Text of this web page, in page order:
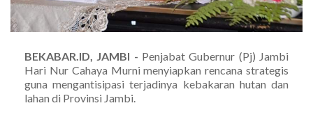
BEKABAR.ID, JAMBI - Penjabat Gubernur (Pj) Jambi
Hari Nur Cahaya Murni menyiapkan rencana strategis
guna mengantisipasi terjadinya kebakaran hutan dan
lahan di Provinsi Jambi.